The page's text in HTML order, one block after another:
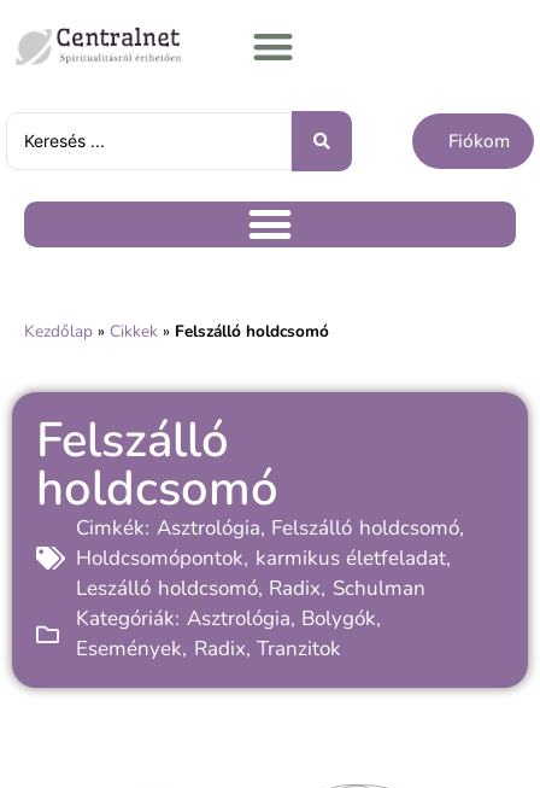
Fiókom
Kezdőlap » Cikkek » Felszálló holdcsomó
Felszálló
holdcsomó
Cimkék: Asztrológia, Felszálló holdcsomó,
Holdcsomópontok, karmikus életfeladat,
Leszálló holdcsomó, Radix, Schulman
Kategóriák: Asztrológia, Bolygók,
Események, Radix,Tranzitok